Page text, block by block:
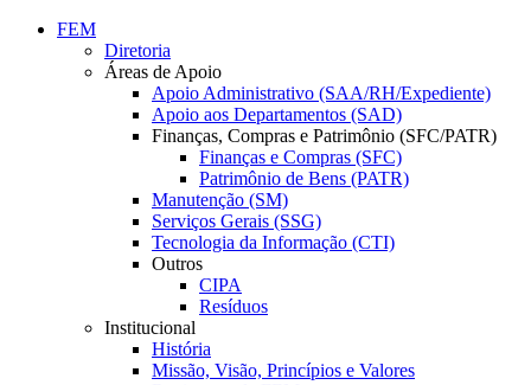
Conteúdo principal
FEM
Diretoria
Áreas de Apoio
Apoio Administrativo (SAA/RH/Expediente)
Apoio aos Departamentos (SAD)
Finanças, Compras e Patrimônio (SFC/PATR)
Finanças e Compras (SFC)
Patrimônio de Bens (PATR)
Manutenção (SM)
Serviços Gerais (SSG)
Tecnologia da Informação (CTI)
Outros
CIPA
Resíduos
Institucional
História
Missão, Visão, Princípios e Valores